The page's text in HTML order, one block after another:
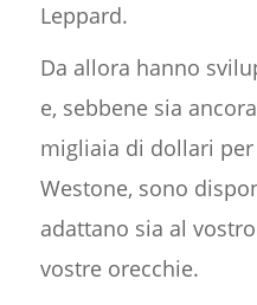
Leppard.
Da allora hanno
e, sebbene sia
migliaia di dollari
Westone, sono
adattano sia al
vostre orecchie.